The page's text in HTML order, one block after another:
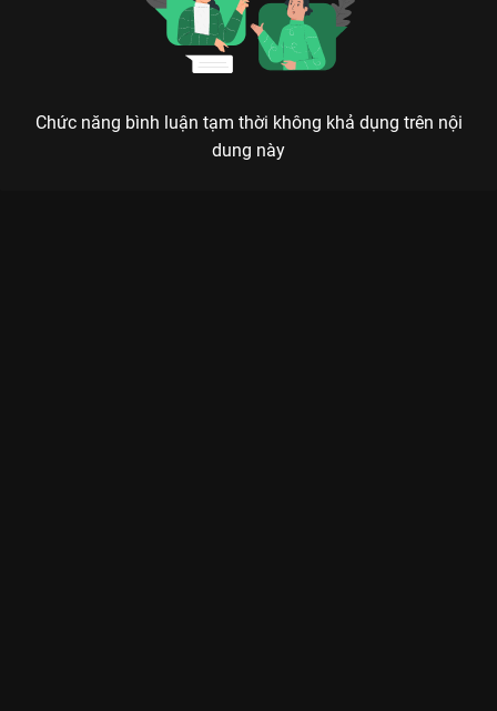
Chức năng bình luận tạm thời không khả dụng trên nội
dung này